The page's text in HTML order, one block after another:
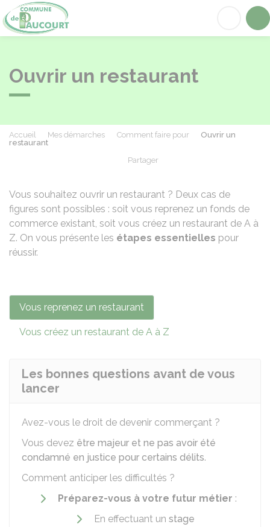
Ouvrir un restaurant
Accueil Mes démarches Comment faire pour
Ouvrir un
restaurant
Partager
Vous souhaitez ouvrir un restaurant ? Deux cas de
figures sont possibles : soit vous reprenez un fonds de
commerce existant, soit vous créez un restaurant de A à
Z. On vous présente les étapes essentielles pour
réussir.
Vous reprenez un restaurant
Vous créez un restaurant de A à Z
Les bonnes questions avant de vous
lancer
Avez-vous le droit de devenir commerçant ?
Vous devez être majeur et ne pas avoir été
condamné en justice pour certains délits.
Comment anticiper les difficultés ?
Préparez-vous à votre futur métier :
En effectuant un stage